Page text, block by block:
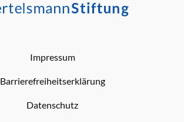
Impressum
Barrierefreiheitserklärung
Datenschutz